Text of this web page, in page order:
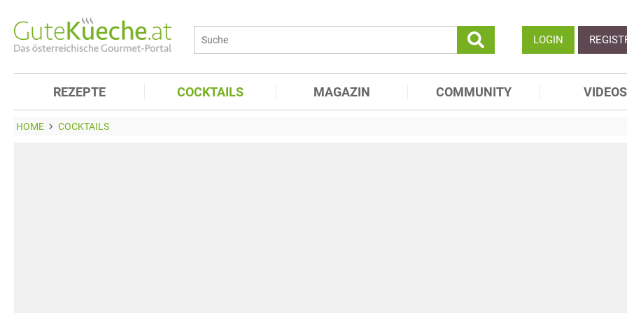
LOGIN
REZEPTE COCKTAILS MAGAZIN COMMUNITY VIDEOS
HOME COCKTAILS